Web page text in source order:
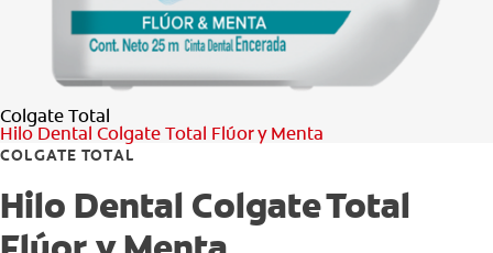
PROMOCIONES
Colgate Total
Hilo Dental Colgate Total Flúor y Menta
COLGATE TOTAL
Hilo Dental Colgate Total